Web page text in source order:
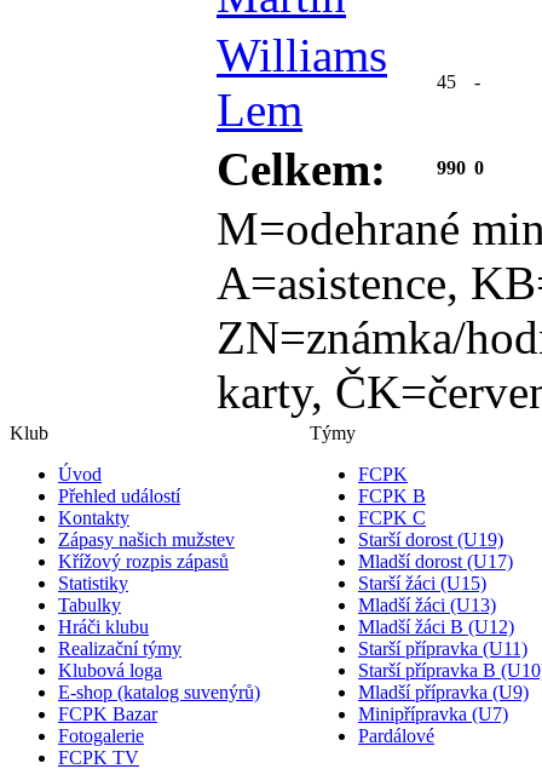
Williams
Lem
45 -
Celkem: 990 0
M=odehrané
A=asistence,
ZN=známka/
karty,
Klub
Úvod
Přehled událostí
Kontakty
Zápasy našich mužstev
Křížový rozpis zápasů
Statistiky
Tabulky
Hráči klubu
Realizační týmy
Klubová loga
E-shop (katalog suvenýrů)
FCPK Bazar
Fotogalerie
FCPK TV
Týmy
FCPK
FCPK B
FCPK C
Starší dorost (U19)
Mladší dorost (U17)
Starší žáci (U15)
Mladší žáci (U13)
Mladší žáci B (U12)
Starší přípravka (U11)
Starší přípravka B
Mladší přípravka (U9)
Minipřípravka (U7)
Pardálové